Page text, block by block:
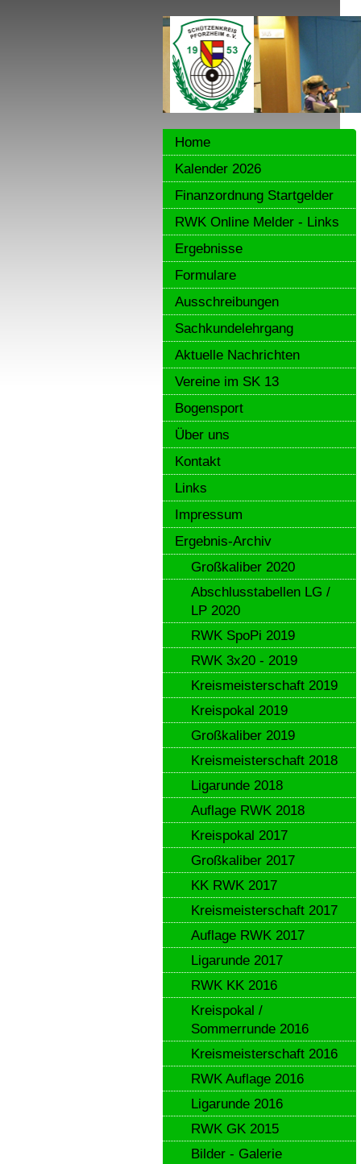
Home
Kalender 2026
Finanzordnung Startgelder
RWK Online Melder - Links
Ergebnisse
Formulare
Ausschreibungen
Sachkundelehrgang
Aktuelle Nachrichten
Vereine im SK 13
Bogensport
Über uns
Kontakt
Links
Impressum
Ergebnis-Archiv
Großkaliber 2020
Abschlusstabellen LG /
LP 2020
RWK SpoPi 2019
RWK 3x20 - 2019
Kreismeisterschaft 2019
Kreispokal 2019
Großkaliber 2019
Kreismeisterschaft 2018
Ligarunde 2018
Auflage RWK 2018
Kreispokal 2017
Großkaliber 2017
KK RWK 2017
Kreismeisterschaft 2017
Auflage RWK 2017
Ligarunde 2017
RWK KK 2016
Kreispokal /
Sommerrunde 2016
Kreismeisterschaft 2016
RWK Auflage 2016
Ligarunde 2016
RWK GK 2015
Bilder - Galerie